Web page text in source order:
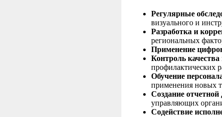
Регулярные
визуального и
Разработка и
региональных
Применение
Контроль
профилактических
Обучение
применения новых
Создание
управляющих
Содействие